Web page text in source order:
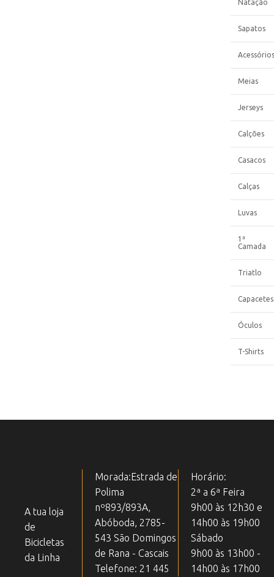
Natação
Sapatos
Acessórios
Meias
Jerseys
Calções
Casacos
Calças
Luvas
1ª
Camada
Triatlo
Capacetes
Óculos
T-Shirts
A tua loja
de
Bicicletas
da Linha
Horário:
2ª a 6ª Feira
9h00 às 12h30 e
14h00 às 19h00
Sábado
9h00 às 13h00 -
14h00 às 17h00
Morada:Estrada de
Polima
nº893/893A,
Abóboda, 2785-
543 São Domingos
de Rana - Cascais
Telefone: 21 445